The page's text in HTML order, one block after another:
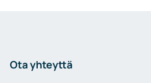
Ota yhteyttä